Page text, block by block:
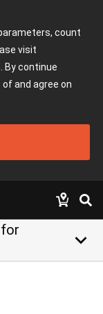
count
visit
By continue
and agree on
keyboard_arrow_down